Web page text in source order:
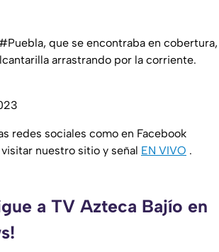
, que se encontraba en cobertura,
arrastrando por la corriente.
redes sociales como en Facebook
nuestro sitio y señal EN VIVO .
a TV Azteca Bajío en